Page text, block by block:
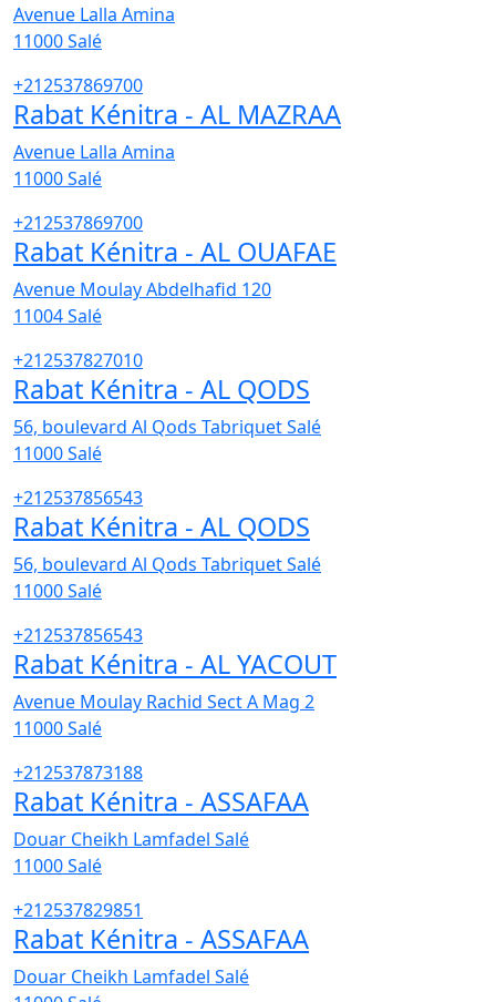
Avenue Lalla Amina
11000Salé
+212537869700
Rabat Kénitra - AL MAZRAA
Avenue Lalla Amina
11000Salé
+212537869700
Rabat Kénitra - AL OUAFAE
Avenue Moulay Abdelhafid 120
11004Salé
+212537827010
Rabat Kénitra - AL QODS
56, boulevard Al Qods Tabriquet Salé
11000Salé
+212537856543
Rabat Kénitra - AL QODS
56, boulevard Al Qods Tabriquet Salé
11000Salé
+212537856543
Rabat Kénitra - AL YACOUT
Avenue Moulay Rachid Sect A Mag 2
11000Salé
+212537873188
Rabat Kénitra - ASSAFAA
Douar Cheikh Lamfadel Salé
11000Salé
+212537829851
Rabat Kénitra - ASSAFAA
Douar Cheikh Lamfadel Salé